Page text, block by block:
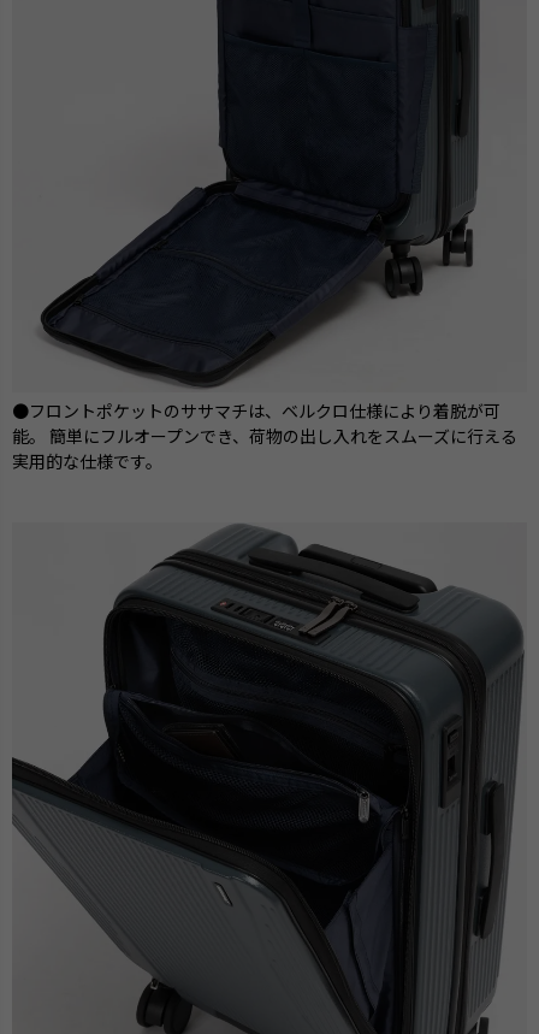
●フロントポケットのササマチは、ベルクロ仕様により着脱が可
能。 簡単にフルオープンでき、荷物の出し入れをスムーズに行える
実用的な仕様です。